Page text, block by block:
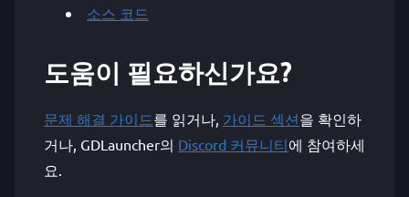
소스 코드
도움이 필요하신가요?
문제 해결 가이드를 읽거나, 가이드 섹션을 확인하
거나, GDLauncher의 Discord 커뮤니티에 참여하세
요.